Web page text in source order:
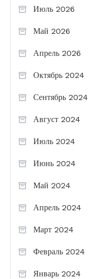
Июль 2026
Май 2026
Апрель 2026
Октябрь 2024
Сентябрь 2024
Август 2024
Июль 2024
Июнь 2024
Май 2024
Апрель 2024
Март 2024
Февраль 2024
Январь 2024